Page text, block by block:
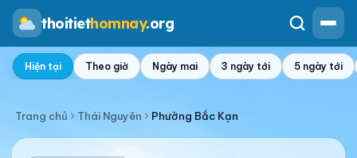
thoitiethomnay.org
Hiện tại Theo giờ Ngày mai 3 ngày tới 5 ngày tới
Trang chủ Thái Nguyên Phường Bắc Kạn